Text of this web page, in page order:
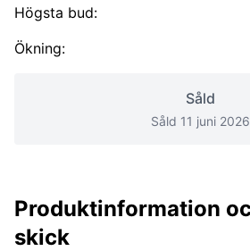
Högsta bud:
Ökning:
Såld
Såld 11 juni 2026
Produktinformation
skick